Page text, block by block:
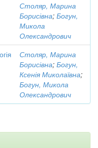
Столяр, Марина
Борисівна; Богун,
Микола
Олександрович
Столяр, Марина
Борисівна; Богун,
Ксенія Миколаївна;
Богун, Микола
Олександрович